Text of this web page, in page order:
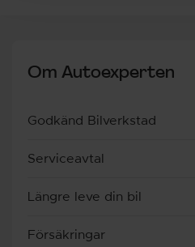
Om Autoexperten
Godkänd Bilverkstad
Serviceavtal
Längre leve din bil
Försäkringar